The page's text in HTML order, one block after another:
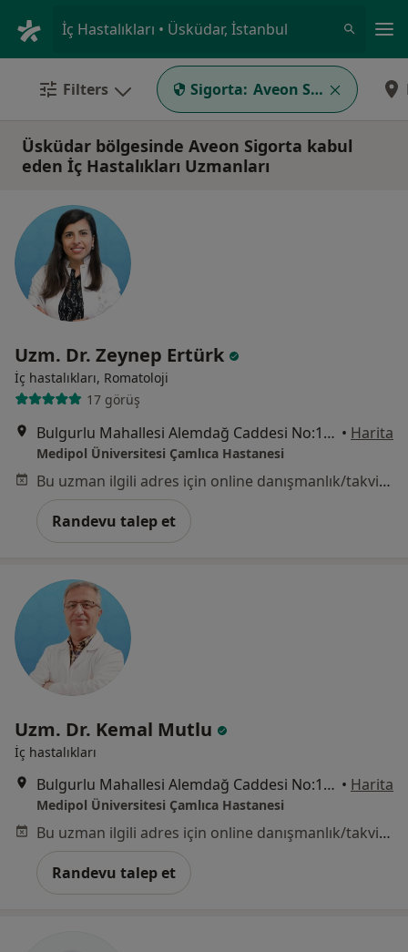
İç Hastalıkları • Üsküdar, İstanbul
Filters Sigorta: Aveon Sigorta
Üsküdar bölgesinde Aveon Sigorta kabul
eden İç Hastalıkları Uzmanları
Uzm. Dr. Zeynep Ertürk
İç hastalıkları, Romatoloji
17 görüş
Bulgurlu Mahallesi Alemdağ Caddesi No:100, Üsküdar • Harita
Medipol Üniversitesi Çamlıca Hastanesi
Bu uzman ilgili adres için online danışmanlık/takvim sunmuyor.
Randevu talep et
Uzm. Dr. Kemal Mutlu
İç hastalıkları
Bulgurlu Mahallesi Alemdağ Caddesi No:100, Üsküdar • Harita
Medipol Üniversitesi Çamlıca Hastanesi
Bu uzman ilgili adres için online danışmanlık/takvim sunmuyor.
Randevu talep et